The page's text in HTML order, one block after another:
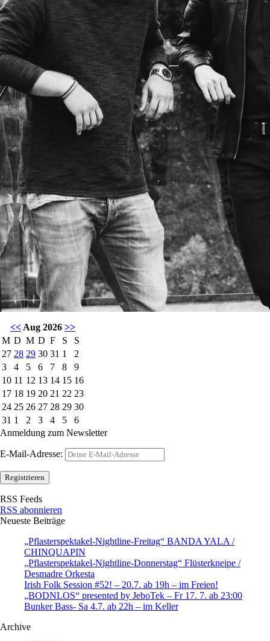
<< Aug 2026 >>
M D M D F S
S
27 28 29 30 31 1
2
3
4 5 6 7 8
9
10 11 12 13 14 15 16
17 18 19 20 21 22 23
24 25 26 27 28 29 30
31 1 2 3 4 5
6
Anmeldung zum Newsletter
E-Mail-Adresse:
RSS Feeds
RSS abonnieren
Neueste Beiträge
„Pflasterspektakel-Nightline-Freitag“ BANDA YALA /
CHINQUAPIN
„Pflasterspektakel-Nightline-Donnerstag“ Flüsterkneipe /
Desmadre Orkesta
Irish Folk Session #52! – 20.7. ab 19h – im Freien!
„BODNLOS“ presented by JeboTek – Fr 17. 7. ab 23:00
Bunker Bass- Sa 4.7. ab 22h – im Keller
Archive